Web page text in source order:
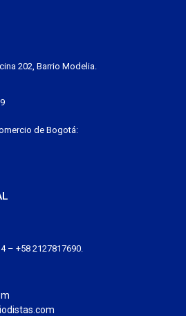
202, Barrio Modelia.
de Bogotá:
– +58 2127817690.